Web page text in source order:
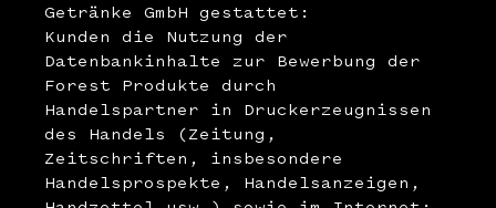
Getränke GmbH gestattet:
Kunden die Nutzung der
Datenbankinhalte zur Bewerbung der
Forest Produkte durch
Handelspartner in Druckerzeugnissen
des Handels (Zeitung,
Zeitschriften, insbesondere
Handelsprospekte, Handelsanzeigen,